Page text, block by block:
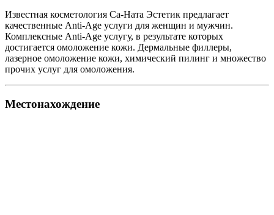
Известная косметология Са-Ната Эстетик предлагает
качественные Anti-Age услуги для женщин и мужчин.
Комплексные Anti-Age услугу, в результате которых
достигается омоложение кожи. Дермальные филлеры,
лазерное омоложение кожи, химический пилинг и множество
прочих услуг для омоложения.
Местонахождение